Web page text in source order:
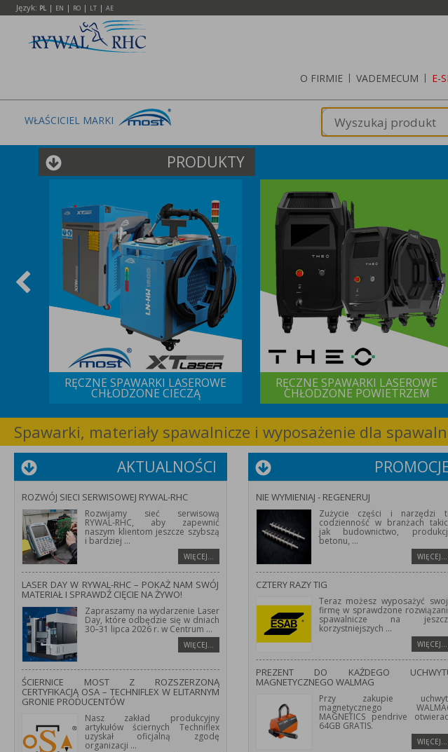
Język: PL | EN | RO | LT | AE
O FIRMIE | VADEMECUM | E-
WŁAŚCICIEL MARKI
PRODUKTY
RĘCZNE SPAWARKI LASEROWE
CHŁODZONE CIECZĄ
RĘCZNE SPAWARKI LASEROWE
CHŁODZONE POWIETRZEM
Spawarki, materiały spawalnicze i wyposażenie dla
AKTUALNOŚCI
ROZWÓJ SIECI SERWISOWEJ RYWAL-RHC
Rozwijamy sieć serwisową
RYWAL-RHC, aby zapewnić
naszym klientom jeszcze szybszą
i bardziej ...
WIĘCEJ…
LASER DAY W RYWAL-RHC – POKAŻ NAM SWÓJ
MATERIAŁ I SPRAWDŹ CIĘCIE NA ŻYWO!
Zapraszamy na wydarzenie Laser
Day, które odbędzie się w dniach
30–31 lipca 2026 r. w Centrum ...
WIĘCEJ…
ŚCIERNICE MOST Z ROZSZERZONĄ
CERTYFIKACJĄ OSA – TECHNIFLEX W ELITARNYM
GRONIE PRODUCENTÓW
Nasz zakład produkcyjny
artykułów ściernych Techniflex
uzyskał oficjalną zgodę
organizacji ...
NIE WYMIENIAJ - REGENERUJ
Zużycie części i narzędzi
codzienność w branżach
jak budownictwo,
betonu, ...
WIĘCEJ…
CZTERY RAZY TIG
Teraz możesz wyposażyć
firmę w sprawdzone
spawalnicze na
korzystniejszych ...
WIĘCEJ…
PREZENT DO KAŻDEGO
MAGNETYCZNEGO WALMAG
Przy zakupie
magnetycznego
MAGNETICS pendrive
64GB GRATIS.
WIĘCEJ…